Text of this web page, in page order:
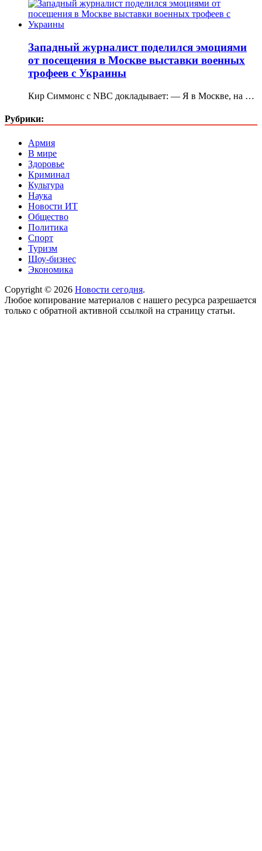
Западный журналист поделился эмоциями
от посещения в Москве выставки военных
трофеев с Украины
Кир Симмонс с NBC докладывает: — Я в Москве, на …
Рубрики:
Армия
В мире
Здоровье
Криминал
Культура
Наука
Новости ИТ
Общество
Политика
Спорт
Туризм
Шоу-бизнес
Экономика
Copyright © 2026 Новости сегодня.
Любое копирование материалов с нашего ресурса разрешается
только с обратной активной ссылкой на страницу статьи.